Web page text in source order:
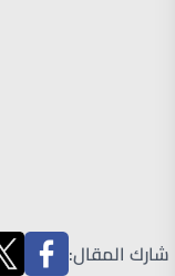
شارك المقال: